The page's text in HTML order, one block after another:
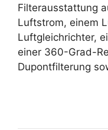
Filterausstattung
Luftstrom, einem
Luftgleichrichter,
einer 360-Grad-
Dupontfilterung